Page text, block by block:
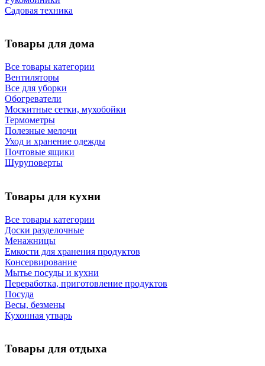
Садовая техника
Товары для дома
Все товары категории
Вентиляторы
Все для уборки
Обогреватели
Москитные сетки, мухобойки
Термометры
Полезные мелочи
Уход и хранение одежды
Почтовые ящики
Шуруповерты
Товары для кухни
Все товары категории
Доски разделочные
Менажницы
Емкости для хранения продуктов
Консервирование
Мытье посуды и кухни
Переработка, приготовление продуктов
Посуда
Весы, безмены
Кухонная утварь
Товары для отдыха